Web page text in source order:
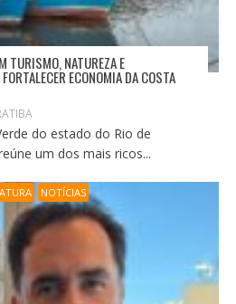
TURISMO, NATUREZA E
ECONOMIA DA COSTA
do estado do Rio de
um dos mais ricos...
NOTÍCIAS